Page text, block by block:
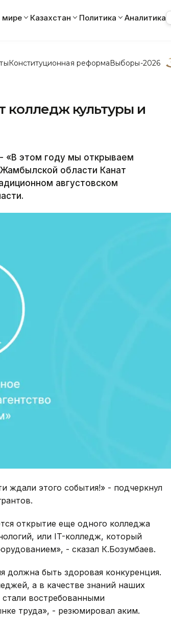
мире Казахстан Политика Аналитика
Конституционная реформаВыборы-2026
колледж культуры и
«В этом году мы открываем
области Канат
августовском
ждали этого события!» - подчеркнул
открытие еще одного колледжа
или IT-колледж, который
- сказал К.Бозумбаев.
должна быть здоровая конкуренция.
а в качестве знаний наших
востребованными
труда», - резюмировал аким.